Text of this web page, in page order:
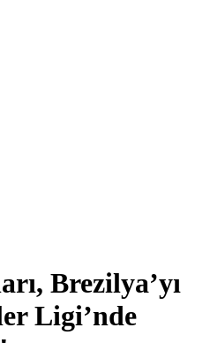
Brezilya’yı
Ligi’nde